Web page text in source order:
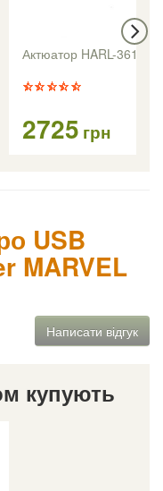
Актюатор HARL-3618 +
2725 грн
USB
MARVEL
Написати відгук
купують